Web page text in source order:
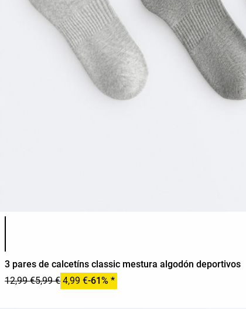
Lista de cores do produto
3 pares de calcetíns classic mestura algodón deportivos
12,99 €5,99 € 4,99 €-61% *